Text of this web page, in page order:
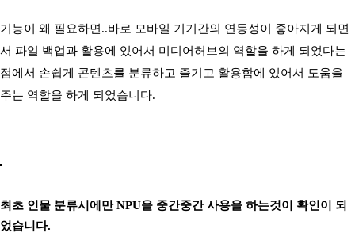
기능이 왜 필요하면..바로 모바일 기기간의 연동성이 좋아지게 되면
서 파일 백업과 활용에 있어서 미디어허브의 역할을 하게 되었다는
점에서 손쉽게 콘텐츠를 분류하고 즐기고 활용함에 있어서 도움을
주는 역할을 하게 되었습니다.
최초 인물 분류시에만 NPU을 중간중간 사용을 하는것이 확인이 되
었습니다.